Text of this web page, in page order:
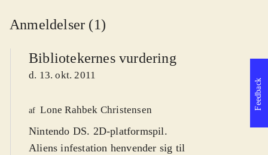
Anmeldelser (1)
Bibliotekernes vurdering
d. 13. okt. 2011
af Lone Rahbek Christensen
Nintendo DS. 2D-platformspil.
Aliens infestation henvender sig til
Feedback